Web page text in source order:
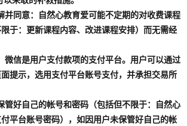
意：自然心教育爱可能不定期的对收费课程
于：更新课程内容、改进课程安排）而无需经
是用户支付款项的支付平台。用户可以通过
提示，选用支付平台账号支付，并承担交易所
自己的帐号和密码（包括但不限于：自然心
平台账号密码），如因用户未保管好自己的帐